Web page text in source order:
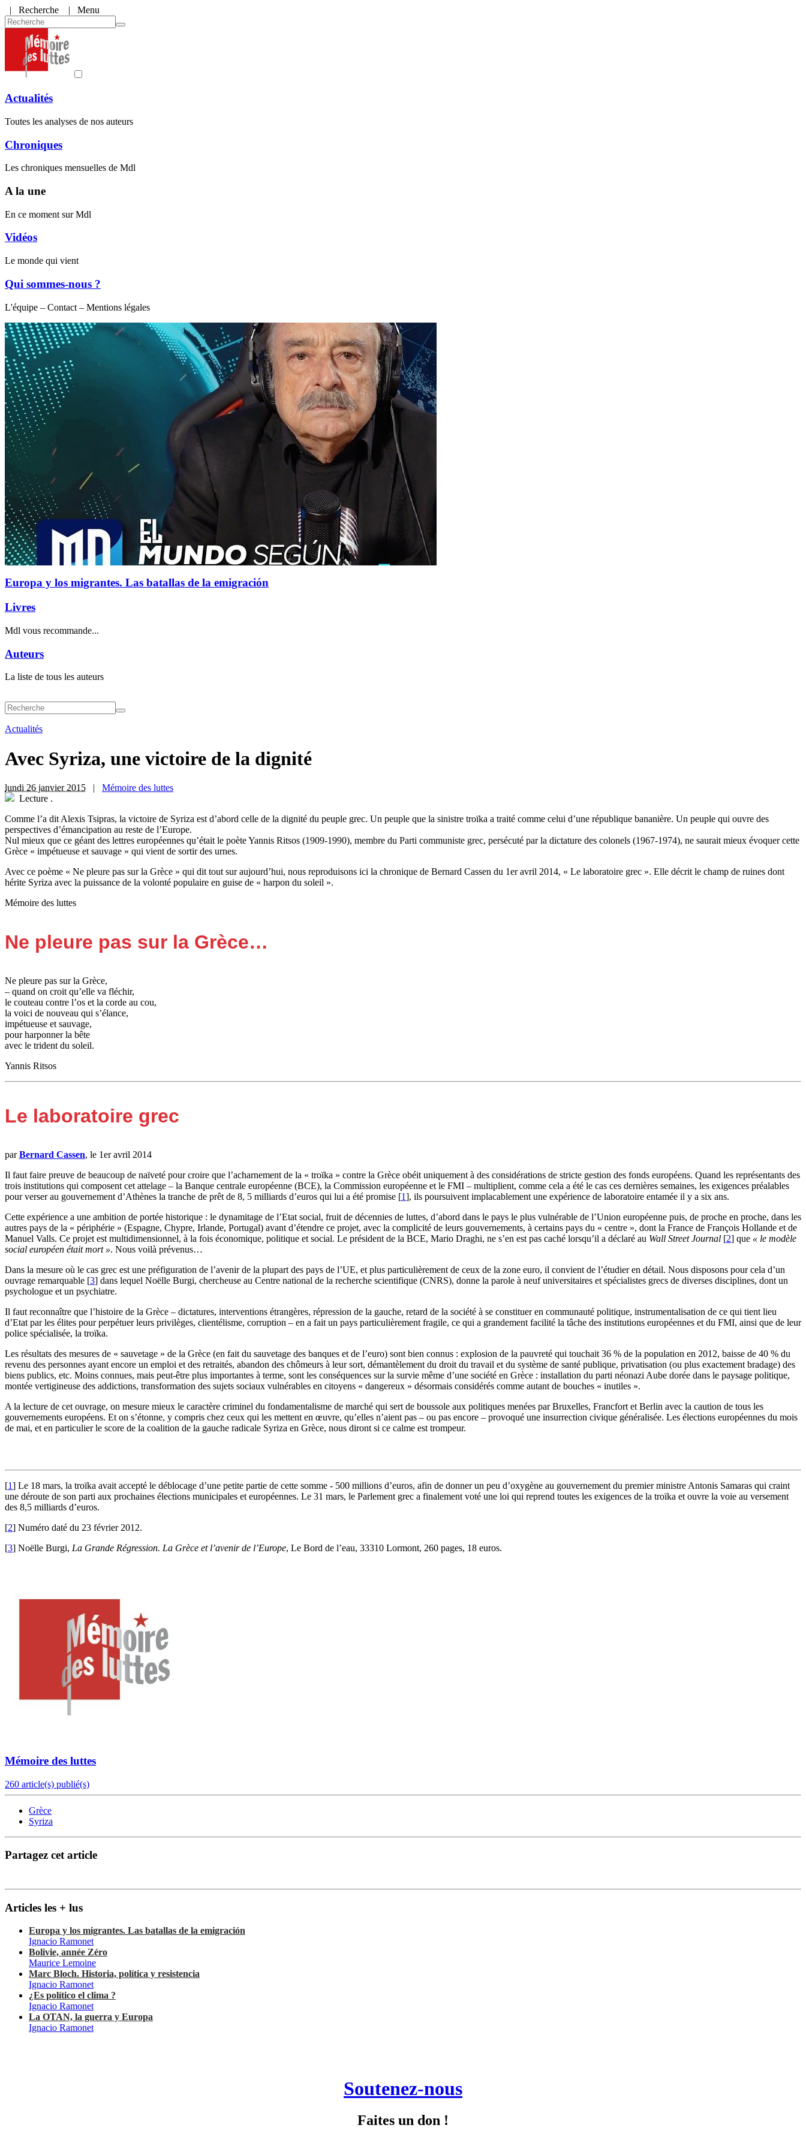
| Recherche | Menu
Actualités
Toutes les analyses de nos auteurs
Chroniques
Les chroniques mensuelles de Mdl
A la une
En ce moment sur Mdl
Vidéos
Le monde qui vient
Qui sommes-nous ?
L'équipe – Contact – Mentions légales
Europa y los migrantes. Las batallas de la emigración
Livres
Mdl vous recommande...
Auteurs
La liste de tous les auteurs
Actualités
Avec Syriza, une victoire de la dignité
lundi 26 janvier 2015 | Mémoire des luttes
Lecture .
Comme l’a dit Alexis Tsipras, la victoire de Syriza est d’abord celle de la dignité du peuple grec. Un peuple que la sinistre troïka a traité comme celui d’une république bananière. Un peuple qui ouvre des
perspectives d’émancipation au reste de l’Europe.
Nul mieux que ce géant des lettres européennes qu’était le poète Yannis Ritsos (1909-1990), membre du Parti communiste grec, persécuté par la dictature des colonels (1967-1974), ne saurait mieux évoquer cette
Grèce « impétueuse et sauvage » qui vient de sortir des urnes.
Avec ce poème « Ne pleure pas sur la Grèce » qui dit tout sur aujourd’hui, nous reproduisons ici la chronique de Bernard Cassen du 1er avril 2014, « Le laboratoire grec ». Elle décrit le champ de ruines dont
hérite Syriza avec la puissance de la volonté populaire en guise de « harpon du soleil ».
Mémoire des luttes
Ne pleure pas sur la Grèce…
Ne pleure pas sur la Grèce,
– quand on croit qu’elle va fléchir,
le couteau contre l’os et la corde au cou,
la voici de nouveau qui s’élance,
impétueuse et sauvage,
pour harponner la bête
avec le trident du soleil.
Yannis Ritsos
Le laboratoire grec
parBernard Cassen, le 1er avril 2014
Il faut faire preuve de beaucoup de naïveté pour croire que l’acharnement de la « troïka » contre la Grèce obéit uniquement à des considérations de stricte gestion des fonds européens. Quand les représentants des
trois institutions qui composent cet attelage – la Banque centrale européenne (BCE), la Commission européenne et le FMI – multiplient, comme cela a été le cas ces dernières semaines, les exigences préalables
pour verser au gouvernement d’Athènes la tranche de prêt de 8, 5 milliards d’euros qui lui a été promise [1], ils poursuivent implacablement une expérience de laboratoire entamée il y a six ans.
Cette expérience a une ambition de portée historique : le dynamitage de l’Etat social, fruit de décennies de luttes, d’abord dans le pays le plus vulnérable de l’Union européenne puis, de proche en proche, dans les
autres pays de la « périphérie » (Espagne, Chypre, Irlande, Portugal) avant d’étendre ce projet, avec la complicité de leurs gouvernements, à certains pays du « centre », dont la France de François Hollande et de
Manuel Valls. Ce projet est multidimensionnel, à la fois économique, politique et social. Le président de la BCE, Mario Draghi, ne s’en est pas caché lorsqu’il a déclaré au Wall Street Journal [2] que « le modèle
social européen était mort ». Nous voilà prévenus…
Dans la mesure où le cas grec est une préfiguration de l’avenir de la plupart des pays de l’UE, et plus particulièrement de ceux de la zone euro, il convient de l’étudier en détail. Nous disposons pour cela d’un
ouvrage remarquable [3] dans lequel Noëlle Burgi, chercheuse au Centre national de la recherche scientifique (CNRS), donne la parole à neuf universitaires et spécialistes grecs de diverses disciplines, dont un
psychologue et un psychiatre.
Il faut reconnaître que l’histoire de la Grèce – dictatures, interventions étrangères, répression de la gauche, retard de la société à se constituer en communauté politique, instrumentalisation de ce qui tient lieu
d’Etat par les élites pour perpétuer leurs privilèges, clientélisme, corruption – en a fait un pays particulièrement fragile, ce qui a grandement facilité la tâche des institutions européennes et du FMI, ainsi que de leur
police spécialisée, la troïka.
Les résultats des mesures de « sauvetage » de la Grèce (en fait du sauvetage des banques et de l’euro) sont bien connus : explosion de la pauvreté qui touchait 36 % de la population en 2012, baisse de 40 % du
revenu des personnes ayant encore un emploi et des retraités, abandon des chômeurs à leur sort, démantèlement du droit du travail et du système de santé publique, privatisation (ou plus exactement bradage) des
biens publics, etc. Moins connues, mais peut-être plus importantes à terme, sont les conséquences sur la survie même d’une société en Grèce : installation du parti néonazi Aube dorée dans le paysage politique,
montée vertigineuse des addictions, transformation des sujets sociaux vulnérables en citoyens « dangereux » désormais considérés comme autant de bouches « inutiles ».
A la lecture de cet ouvrage, on mesure mieux le caractère criminel du fondamentalisme de marché qui sert de boussole aux politiques menées par Bruxelles, Francfort et Berlin avec la caution de tous les
gouvernements européens. Et on s’étonne, y compris chez ceux qui les mettent en œuvre, qu’elles n’aient pas – ou pas encore – provoqué une insurrection civique généralisée. Les élections européennes du mois
de mai, et en particulier le score de la coalition de la gauche radicale Syriza en Grèce, nous diront si ce calme est trompeur.
[1] Le 18 mars, la troïka avait accepté le déblocage d’une petite partie de cette somme - 500 millions d’euros, afin de donner un peu d’oxygène au gouvernement du premier ministre Antonis Samaras qui craint
une déroute de son parti aux prochaines élections municipales et européennes. Le 31 mars, le Parlement grec a finalement voté une loi qui reprend toutes les exigences de la troïka et ouvre la voie au versement
des 8,5 milliards d’euros.
[2] Numéro daté du 23 février 2012.
[3] Noëlle Burgi, La Grande Régression. La Grèce et l’avenir de l’Europe, Le Bord de l’eau, 33310 Lormont, 260 pages, 18 euros.
Mémoire des luttes
260 article(s) publié(s)
Grèce
Syriza
Partagez cet article
Articles les + lus
Europa y los migrantes. Las batallas de la emigración
Ignacio Ramonet
Bolivie, année Zéro
Maurice Lemoine
Marc Bloch. Historia, política y resistencia
Ignacio Ramonet
¿Es político el clima ?
Ignacio Ramonet
La OTAN, la guerra y Europa
Ignacio Ramonet
Soutenez-nous
Faites un don !